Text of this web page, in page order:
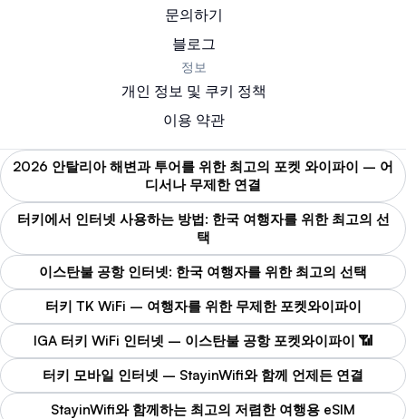
문의하기
블로그
정보
개인 정보 및 쿠키 정책
이용 약관
2026 안탈리아 해변과 투어를 위한 최고의 포켓 와이파이 – 어
디서나 무제한 연결
터키에서 인터넷 사용하는 방법: 한국 여행자를 위한 최고의 선
택
이스탄불 공항 인터넷: 한국 여행자를 위한 최고의 선택
터키 TK WiFi – 여행자를 위한 무제한 포켓와이파이
IGA 터키 WiFi 인터넷 – 이스탄불 공항 포켓와이파이 📶
터키 모바일 인터넷 – StayinWifi와 함께 언제든 연결
StayinWifi와 함께하는 최고의 저렴한 여행용 eSIM